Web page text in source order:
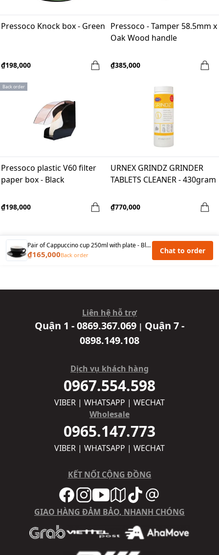
Pressoco Knock box - Green
₫198,000
Pressoco - Tamper 58.5mm x
Oak Wood handle
₫385,000
Back order
Pressoco plastic V60 filter
paper box - Black
₫198,000
URNEX GRINDZ GRINDER
TABLETS CLEANER - 430gram
₫770,000
Pair of Cappuccino cup 250ml with plate - Black
₫165,000Back order Chat to order
Liên hệ hỗ trợ
Quận 1 - 0869.367.069 | Quận 7 -
0898.149.108
Dịch vụ khách hàng
0967.554.598
VIBER | WHATSAPP | WECHAT
Wholesale
0965.147.773
VIBER | WHATSAPP | WECHAT
KẾT NỐI CỘNG ĐỒNG
GIAO HÀNG ĐẢM BẢO, NHANH CHÓNG